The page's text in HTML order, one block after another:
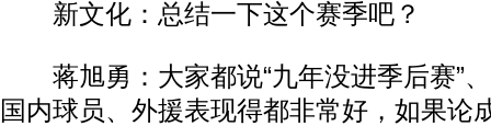
新文化：总结一下这个赛季吧？
蒋旭勇：大家都说“九年没进季后赛”、
国内球员、外援表现得都非常好，如果论